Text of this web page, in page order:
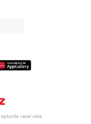
rezervate.